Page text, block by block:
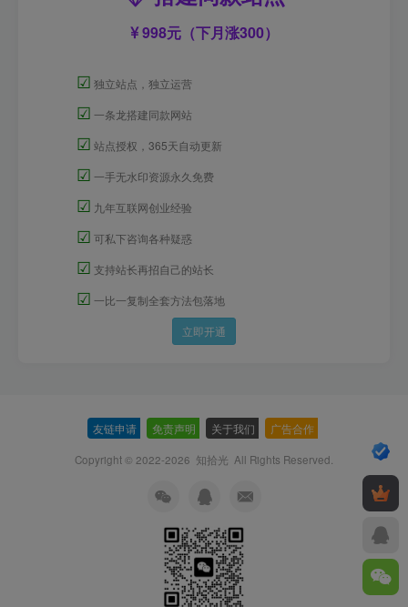
998元（下月涨300）
☑ 独立站点，独立运营
☑ 一条龙搭建同款网站
☑ 站点授权，365天自动更新
☑ 一手无水印资源永久免费
☑ 九年互联网创业经验
☑ 可私下咨询各种疑惑
☑ 支持站长再招自己的站长
☑ 一比一复制全套方法包落地
立即开通
友链申请 免责声明 关于我们 广告合作
Copyright © 2022-2026 知拾光 All Rights Reserved.